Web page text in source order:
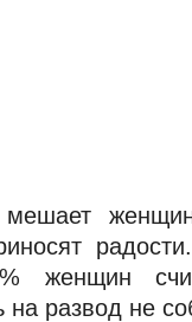
женщин
развод не